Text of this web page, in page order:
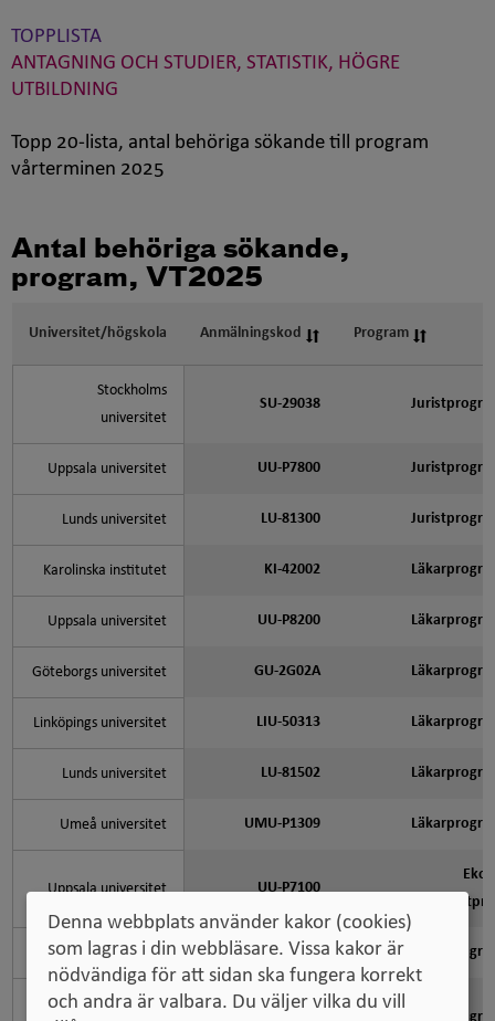
TOPPLISTA
ANTAGNING OCH STUDIER, STATISTIK, HÖGRE
UTBILDNING
Topp 20-lista, antal behöriga sökande till program
vårterminen 2025
Antal behöriga sökande,
program, VT2025
Universitet/högskola Anmälningskod Program
Stockholms
universitet
SU-29038
Uppsala universitet UU-P7800
Lunds universitet LU-81300
Karolinska institutet KI-42002
Uppsala universitet UU-P8200
Göteborgs universitet GU-2G02A
Linköpings universitet LIU-50313
Lunds universitet LU-81502
Umeå universitet UMU-P1309
Uppsala universitet UU-P7100
Örebro universitet ORU-89402
Stockholms
Denna webbplats använder kakor (cookies)
som lagras i din webbläsare. Vissa kakor är
nödvändiga för att sidan ska fungera korrekt
och andra är valbara. Du väljer vilka du vill